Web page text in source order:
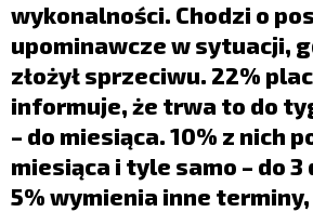
wykonalności. Chodzi o
upominawcze w sytuacji,
złożył sprzeciwu. 22%
informuje, że trwa to do
– do miesiąca. 10% z nich
miesiąca i tyle samo – do 3
5% wymienia inne